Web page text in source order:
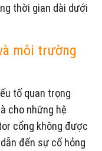
thời gian dài dưới
môi trường
tố quan trọng
cho những hệ
cổng không được
đến sự cố hỏng